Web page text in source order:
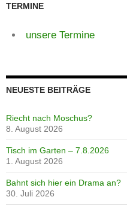
TERMINE
unsere Termine
NEUESTE BEITRÄGE
Riecht nach Moschus?
8. August 2026
Tisch im Garten – 7.8.2026
1. August 2026
Bahnt sich hier ein Drama an?
30. Juli 2026